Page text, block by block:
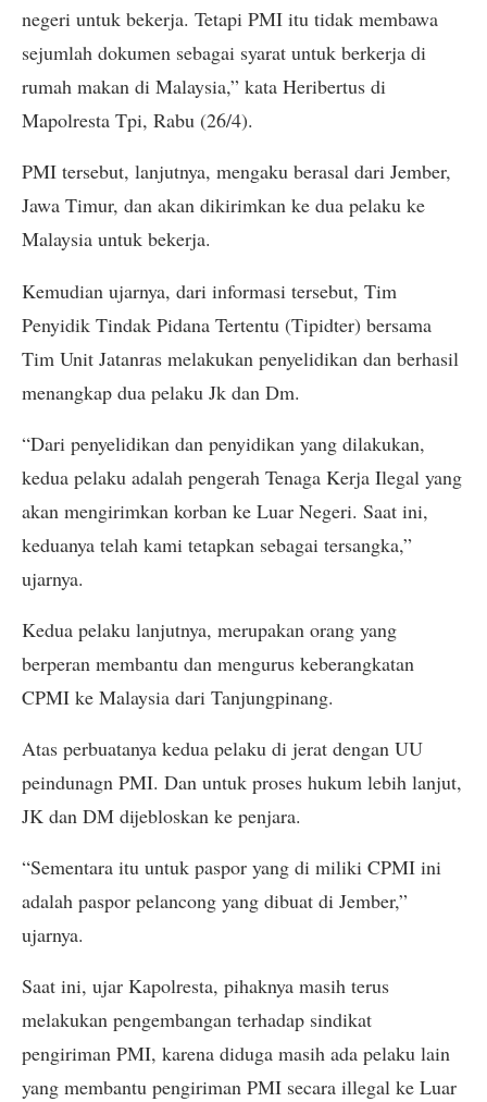
negeri untuk bekerja. Tetapi PMI itu tidak membawa
sejumlah dokumen sebagai syarat untuk berkerja di
rumah makan di Malaysia,” kata Heribertus di
Mapolresta Tpi, Rabu (26/4).
PMI tersebut, lanjutnya, mengaku berasal dari Jember,
Jawa Timur, dan akan dikirimkan ke dua pelaku ke
Malaysia untuk bekerja.
Kemudian ujarnya, dari informasi tersebut, Tim
Penyidik Tindak Pidana Tertentu (Tipidter) bersama
Tim Unit Jatanras melakukan penyelidikan dan berhasil
menangkap dua pelaku Jk dan Dm.
“Dari penyelidikan dan penyidikan yang dilakukan,
kedua pelaku adalah pengerah Tenaga Kerja Ilegal yang
akan mengirimkan korban ke Luar Negeri. Saat ini,
keduanya telah kami tetapkan sebagai tersangka,”
ujarnya.
Kedua pelaku lanjutnya, merupakan orang yang
berperan membantu dan mengurus keberangkatan
CPMI ke Malaysia dari Tanjungpinang.
Atas perbuatanya kedua pelaku di jerat dengan UU
peindunagn PMI. Dan untuk proses hukum lebih lanjut,
JK dan DM dijebloskan ke penjara.
“Sementara itu untuk paspor yang di miliki CPMI ini
adalah paspor pelancong yang dibuat di Jember,”
ujarnya.
Saat ini, ujar Kapolresta, pihaknya masih terus
melakukan pengembangan terhadap sindikat
pengiriman PMI, karena diduga masih ada pelaku lain
yang membantu pengiriman PMI secara illegal ke Luar